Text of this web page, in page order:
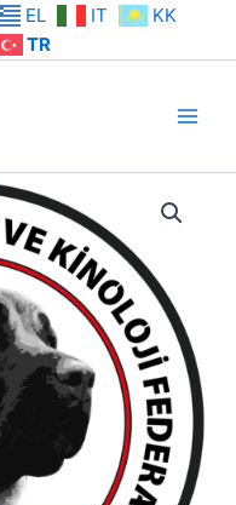
EL IT
KK
TR